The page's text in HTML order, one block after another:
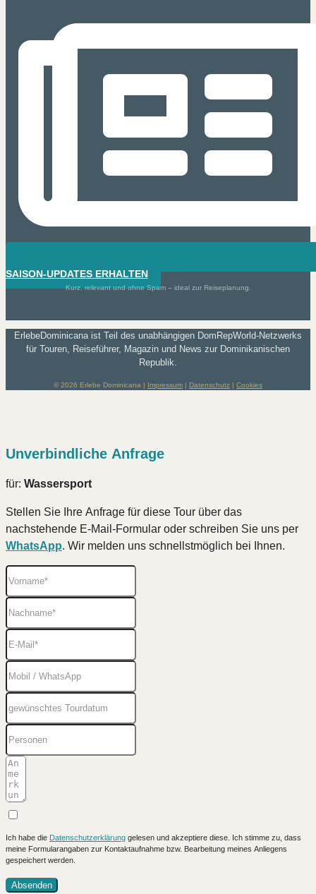
SAISON-UPDATES ERHALTEN
Kurz, relevant und ohne Spam – ideal zur Reiseplanung.
ErlebeDominicana ist Teil des unabhängigen DomRepWorld-Netzwerks
für Touren, Reiseführer, Magazin und News zur Dominikanischen
Republik.
© 2026 Erlebe Dominicana | Impressum | Datenschutz | Cookies
Unverbindliche Anfrage
für: Wassersport
Stellen Sie Ihre Anfrage für diese Tour über das
nachstehende E-Mail-Formular oder schreiben Sie uns per
WhatsApp. Wir melden uns schnellstmöglich bei Ihnen.
Ich habe die Datenschutzerklärung gelesen und akzeptiere diese. Ich stimme zu, dass
meine Formularangaben zur Kontaktaufnahme bzw. Bearbeitung meines Anliegens
gespeichert werden.
Absenden